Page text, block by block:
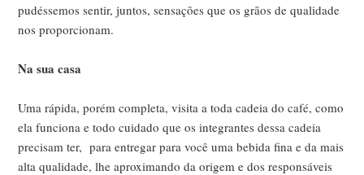
pudéssemos sentir, juntos, sensações que os grãos de qualidade
nos proporcionam.
Na sua casa
Uma rápida, porém completa, visita a toda cadeia do café, como
ela funciona e todo cuidado que os integrantes dessa cadeia
precisam ter, para entregar para você uma bebida fina e da mais
alta qualidade, lhe aproximando da origem e dos responsáveis